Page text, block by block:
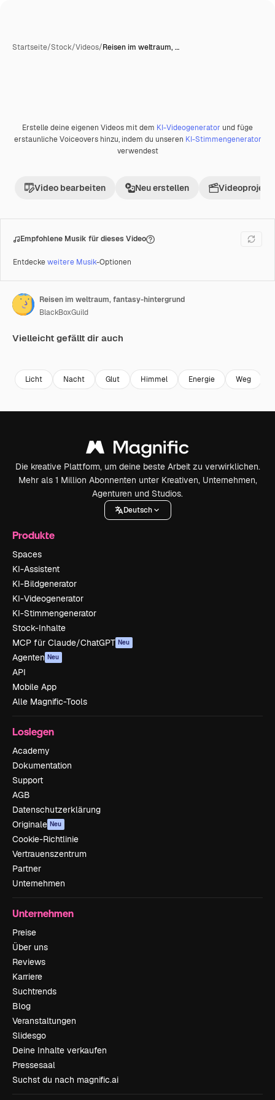
Startseite/Stock/Videos/Reisen im weltraum, …
Premium
Erstelle deine eigenen Videos mit dem KI-Videogenerator und füge
erstaunliche Voiceovers hinzu, indem du unseren KI-Stimmengenerator
verwendest
Video bearbeiten Neu erstellen Videoprojekt
Empfohlene Musik für dieses Video
Entdeckeweitere Musik-Optionen
Reisen im weltraum, fantasy-hintergrund
BlackBoxGuild
Vielleicht gefällt dir auch
Licht Nacht Glut Himmel Energie Weg
Die kreative Plattform, um deine beste Arbeit zu verwirklichen.
Mehr als 1 Million Abonnenten unter Kreativen, Unternehmen,
Agenturen und Studios.
Deutsch
Produkte
Spaces
KI-Assistent
KI-Bildgenerator
KI-Videogenerator
KI-Stimmengenerator
Stock-Inhalte
MCP für Claude/ChatGPT Neu
Agenten Neu
API
Mobile App
Alle Magnific-Tools
Loslegen
Academy
Dokumentation
Support
AGB
Datenschutzerklärung
Originale Neu
Cookie-Richtlinie
Vertrauenszentrum
Partner
Unternehmen
Unternehmen
Preise
Über uns
Reviews
Karriere
Suchtrends
Blog
Veranstaltungen
Slidesgo
Deine Inhalte verkaufen
Pressesaal
Suchst du nach magnific.ai